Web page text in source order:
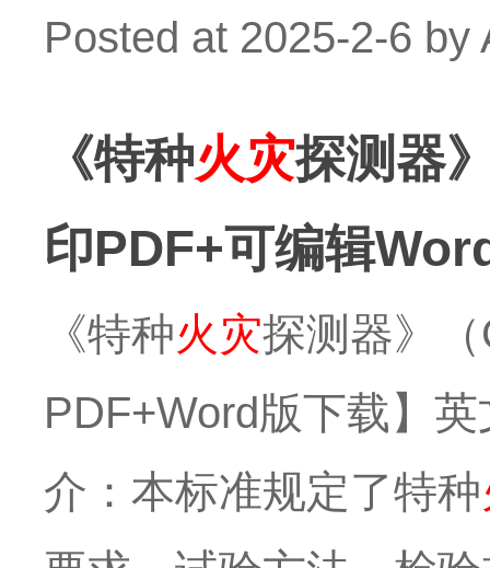
Posted at 2025-2-6 by
《特种火灾探测器
印PDF+可编辑
《特种火灾探测器》
PDF+Word版下载】
介：本标准规定了特种